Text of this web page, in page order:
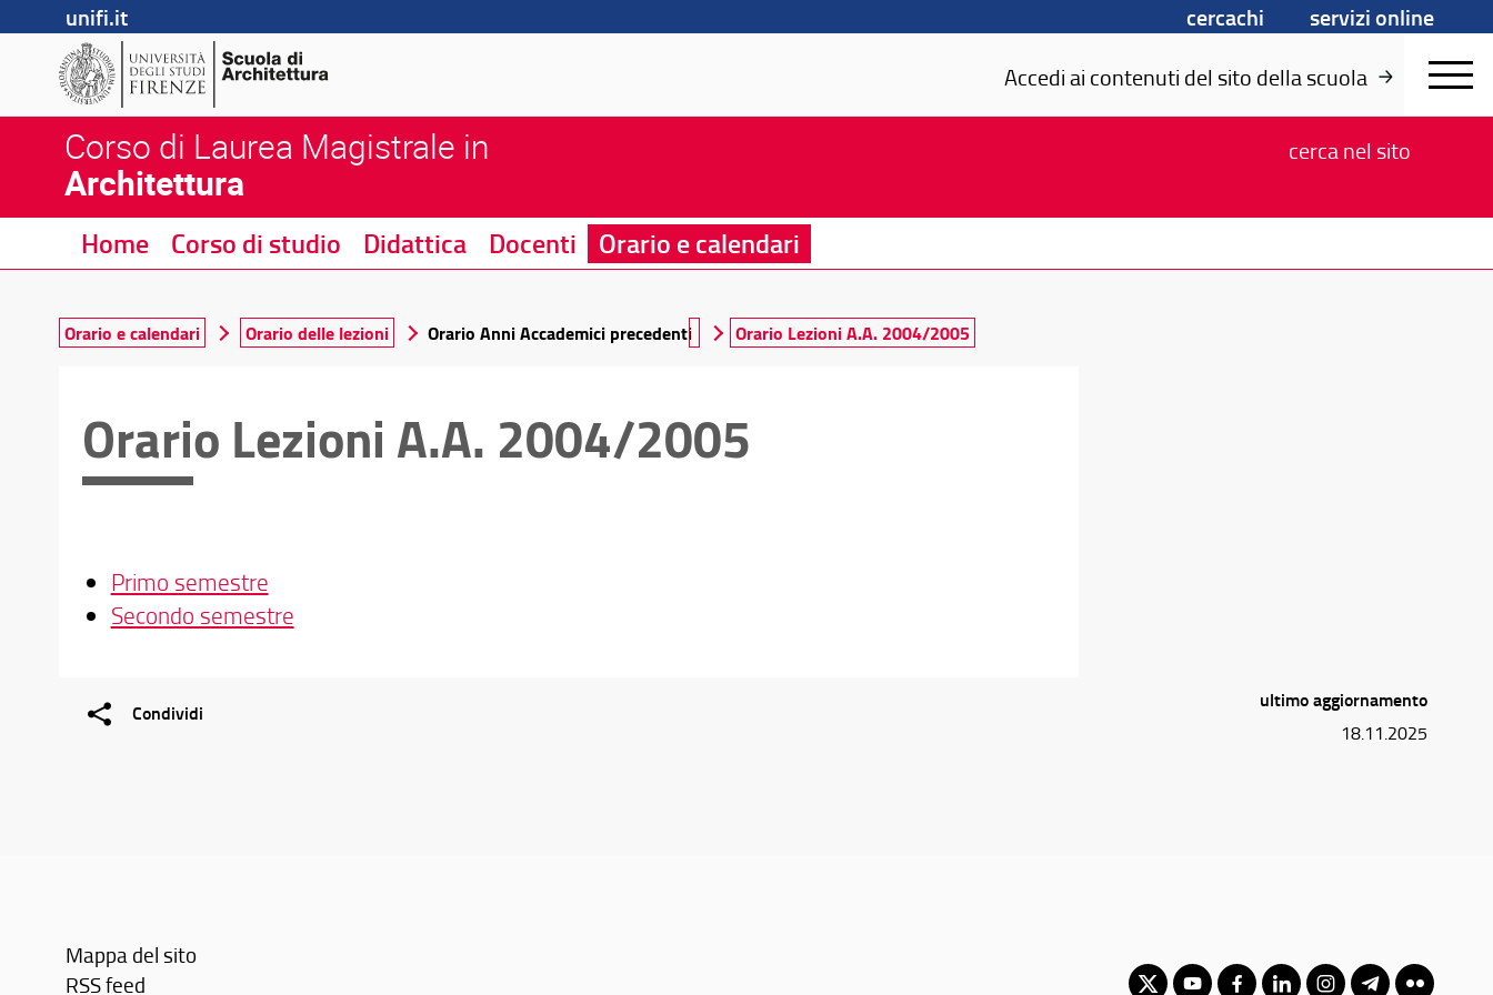
unifi.it cercachi
servizi online
Accedi ai contenuti del sito della scuola
Corso di Laurea Magistrale in
Architettura
cerca nel sito
Home Corso di studio Didattica Docenti Orario e calendari
Orario e calendari Orario delle lezioni Orario Anni Accademici precedenti Orario Lezioni A.A. 2004/2005
Orario Lezioni A.A. 2004/2005
Primo semestre
Secondo semestre
Condividi
ultimo aggiornamento
18.11.2025
Mappa del sito
RSS feed